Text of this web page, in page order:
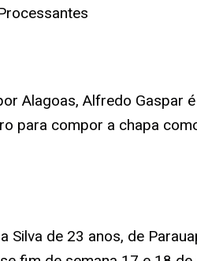
Alagoas, Alfredo Gaspar
para compor a chapa
Silva de 23 anos, de